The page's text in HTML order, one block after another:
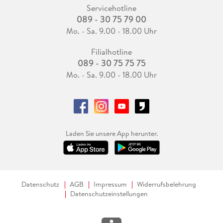
Servicehotline
089 - 30 75 79 00
Mo. - Sa. 9.00 - 18.00 Uhr
Filialhotline
089 - 30 75 75 75
Mo. - Sa. 9.00 - 18.00 Uhr
Laden Sie unsere App herunter.
Datenschutz AGB Impressum
Widerrufsbelehrung
Datenschutzeinstellungen